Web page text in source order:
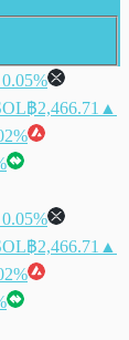
฿2,466.71 ▲
฿2,466.71 ▲